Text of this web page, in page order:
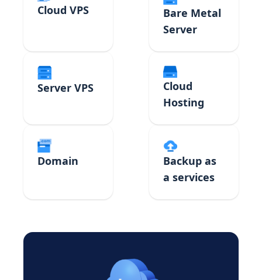
Cloud VPS
Bare Metal
Server
Server VPS
Cloud
Hosting
Domain
Backup as
a services